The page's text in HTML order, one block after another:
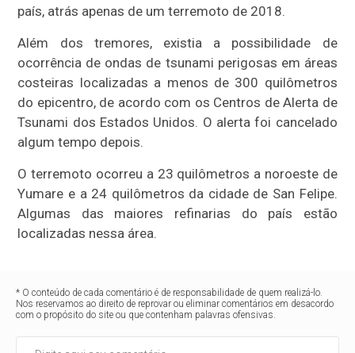
país, atrás apenas de um terremoto de 2018.
Além dos tremores, existia a possibilidade de
ocorrência de ondas de tsunami perigosas em áreas
costeiras localizadas a menos de 300 quilômetros
do epicentro, de acordo com os Centros de Alerta de
Tsunami dos Estados Unidos. O alerta foi cancelado
algum tempo depois.
O terremoto ocorreu a 23 quilômetros a noroeste de
Yumare e a 24 quilômetros da cidade de San Felipe.
Algumas das maiores refinarias do país estão
localizadas nessa área.
* O conteúdo de cada comentário é de responsabilidade de quem realizá-lo.
Nos reservamos ao direito de reprovar ou eliminar comentários em desacordo
com o propósito do site ou que contenham palavras ofensivas.